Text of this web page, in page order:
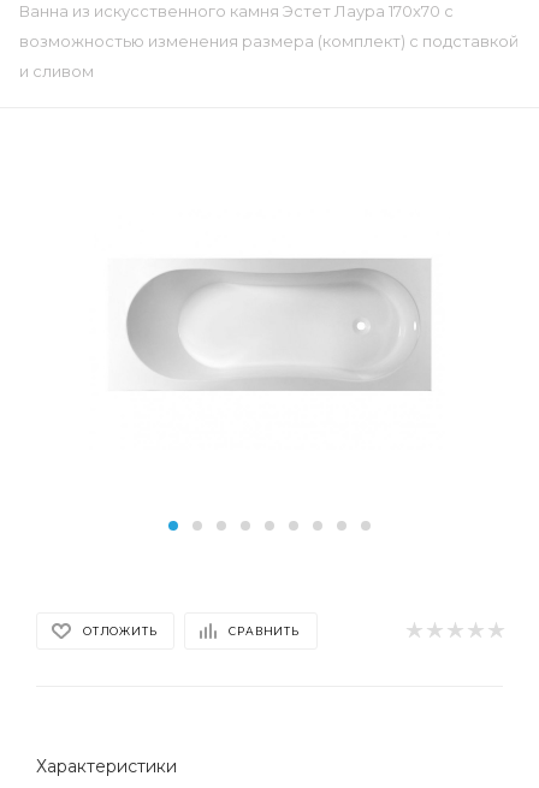
Ванна из искусственного камня Эстет Лаура 170х70 с
возможностью изменения размера (комплект) с подставкой
и сливом
ОТЛОЖИТЬ СРАВНИТЬ
Характеристики